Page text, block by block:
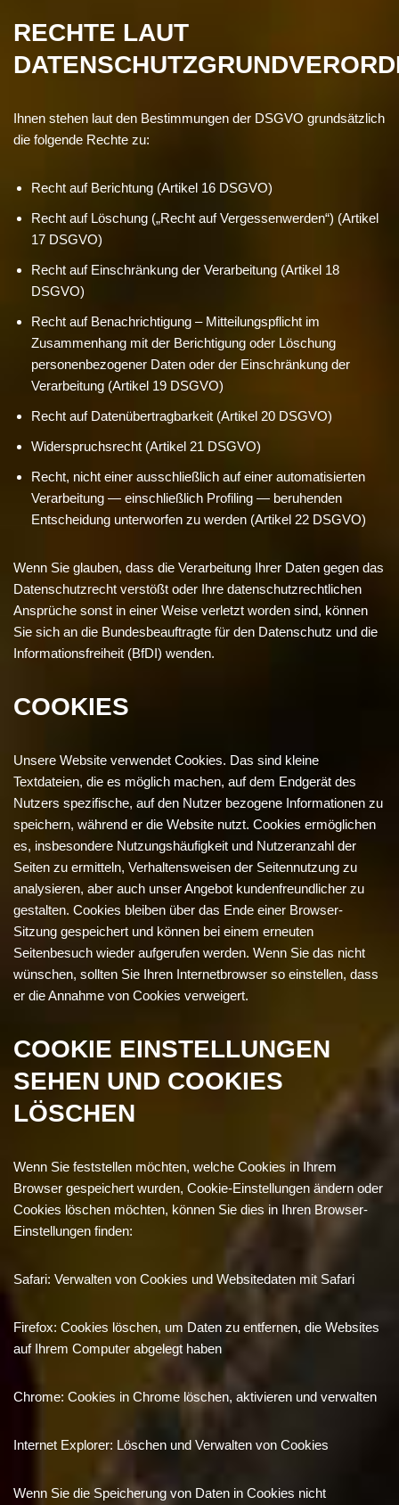
RECHTE LAUT
Ihnen stehen laut den Bestimmungen der DSGVO grundsätzlich
die folgende Rechte zu:
Recht auf Berichtung (Artikel 16 DSGVO)
Recht auf Löschung („Recht auf Vergessenwerden“) (Artikel
17 DSGVO)
Recht auf Einschränkung der Verarbeitung (Artikel 18
DSGVO)
Recht auf Benachrichtigung – Mitteilungspflicht im
Zusammenhang mit der Berichtigung oder Löschung
personenbezogener Daten oder der Einschränkung der
Verarbeitung (Artikel 19 DSGVO)
Recht auf Datenübertragbarkeit (Artikel 20 DSGVO)
Widerspruchsrecht (Artikel 21 DSGVO)
Recht, nicht einer ausschließlich auf einer automatisierten
Verarbeitung — einschließlich Profiling — beruhenden
Entscheidung unterworfen zu werden (Artikel 22 DSGVO)
Wenn Sie glauben, dass die Verarbeitung Ihrer Daten gegen das
Datenschutzrecht verstößt oder Ihre datenschutzrechtlichen
Ansprüche sonst in einer Weise verletzt worden sind, können
Sie sich an die Bundesbeauftragte für den Datenschutz und die
Informationsfreiheit (BfDI) wenden.
COOKIES
Unsere Website verwendet Cookies. Das sind kleine
Textdateien, die es möglich machen, auf dem Endgerät des
Nutzers spezifische, auf den Nutzer bezogene Informationen zu
speichern, während er die Website nutzt. Cookies ermöglichen
es, insbesondere Nutzungshäufigkeit und Nutzeranzahl der
Seiten zu ermitteln, Verhaltensweisen der Seitennutzung zu
analysieren, aber auch unser Angebot kundenfreundlicher zu
gestalten. Cookies bleiben über das Ende einer Browser-
Sitzung gespeichert und können bei einem erneuten
Seitenbesuch wieder aufgerufen werden. Wenn Sie das nicht
wünschen, sollten Sie Ihren Internetbrowser so einstellen, dass
er die Annahme von Cookies verweigert.
COOKIE EINSTELLUNGEN
SEHEN UND COOKIES
LÖSCHEN
Wenn Sie feststellen möchten, welche Cookies in Ihrem
Browser gespeichert wurden, Cookie-Einstellungen ändern oder
Cookies löschen möchten, können Sie dies in Ihren Browser-
Einstellungen finden:
Safari: Verwalten von Cookies und Websitedaten mit Safari
Firefox: Cookies löschen, um Daten zu entfernen, die Websites
auf Ihrem Computer abgelegt haben
Chrome: Cookies in Chrome löschen, aktivieren und verwalten
Internet Explorer: Löschen und Verwalten von Cookies
Wenn Sie die Speicherung von Daten in Cookies nicht